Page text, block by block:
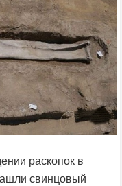
раскопок в
свинцовый